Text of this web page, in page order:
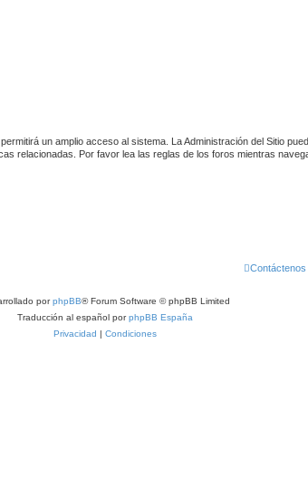
un amplio acceso al sistema. La Administración del Sitio
relacionadas. Por favor lea las reglas de los foros mientras
Contáctenos
porphpBB® Forum Software © phpBB Limited
Traducción al español porphpBB España
Privacidad | Condiciones